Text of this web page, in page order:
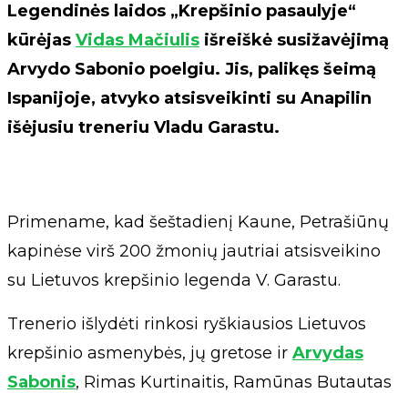
Legendinės laidos „Krepšinio pasaulyje“
kūrėjas Vidas Mačiulis išreiškė susižavėjimą
Arvydo Sabonio poelgiu. Jis, palikęs šeimą
Ispanijoje, atvyko atsisveikinti su Anapilin
išėjusiu treneriu Vladu Garastu.
Primename, kad šeštadienį Kaune, Petrašiūnų
kapinėse virš 200 žmonių jautriai atsisveikino
su Lietuvos krepšinio legenda V. Garastu.
Trenerio išlydėti rinkosi ryškiausios Lietuvos
krepšinio asmenybės, jų gretose ir Arvydas
Sabonis, Rimas Kurtinaitis, Ramūnas Butautas